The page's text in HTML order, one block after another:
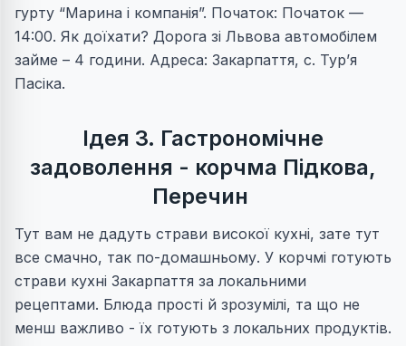
гурту “Марина і компанія”. Початок: Початок —
14:00. Як доїхати? Дорога зі Львова автомобілем
займе – 4 години. Адреса: Закарпаття, с. Тур’я
Пасіка.
Ідея 3. Гастрономічне
задоволення - корчма Підкова,
Перечин
Тут вам не дадуть страви високої кухні, зате тут
все смачно, так по-домашньому. У корчмі готують
страви кухні Закарпаття за локальними
рецептами. Блюда прості й зрозумілі, та що не
менш важливо - їх готують з локальних продуктів.